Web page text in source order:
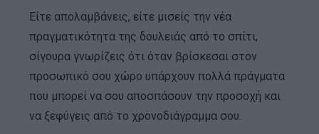
Είτε απολαμβάνεις, είτε μισείς την νέα
πραγματικότητα της δουλειάς από το σπίτι,
σίγουρα γνωρίζεις ότι όταν βρίσκεσαι στον
προσωπικό σου χώρο υπάρχουν πολλά πράγματα
που μπορεί να σου αποσπάσουν την προσοχή και
να ξεφύγεις από το χρονοδιάγραμμα σου.